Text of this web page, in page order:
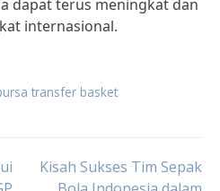
dapat terus meningkat dan
internasional.
transfer basket
Kisah Sukses Tim Sepak